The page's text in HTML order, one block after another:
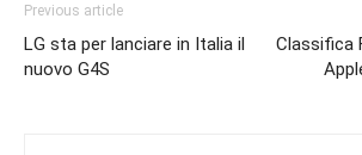
Previous article
LG sta per lanciare in Italia il
nuovo G4S
Classifica